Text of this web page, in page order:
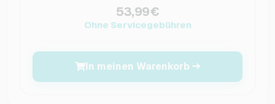
53,99€
Ohne Servicegebühren
In meinen Warenkorb